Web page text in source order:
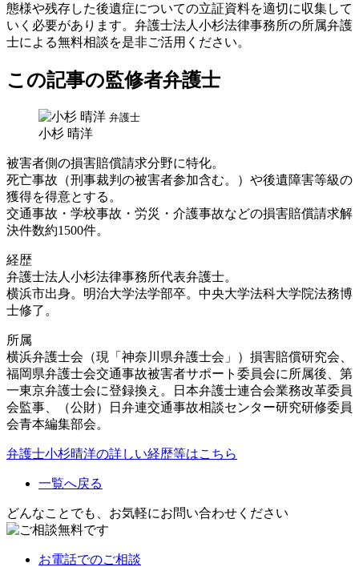
態様や残存した後遺症についての立証資料を適切に収集して
いく必要があります。弁護士法人小杉法律事務所の所属弁護
士による無料相談を是非ご活用ください。
この記事の監修者弁護士
弁護士
小杉 晴洋
被害者側の損害賠償請求分野に特化。
死亡事故（刑事裁判の被害者参加含む。）や後遺障害等級の
獲得を得意とする。
交通事故・学校事故・労災・介護事故などの損害賠償請求解
決件数約1500件。
経歴
弁護士法人小杉法律事務所代表弁護士。
横浜市出身。明治大学法学部卒。中央大学法科大学院法務博
士修了。
所属
横浜弁護士会（現「神奈川県弁護士会」）損害賠償研究会、
福岡県弁護士会交通事故被害者サポート委員会に所属後、第
一東京弁護士会に登録換え。日本弁護士連合会業務改革委員
会監事、（公財）日弁連交通事故相談センター研究研修委員
会青本編集部会。
弁護士小杉晴洋の詳しい経歴等はこちら
一覧へ戻る
どんなことでも、お気軽にお問い合わせください
お電話でのご相談